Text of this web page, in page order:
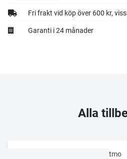
Fri frakt vid köp över 600 kr,
Garanti i 24 månader
Alla
Netatmo